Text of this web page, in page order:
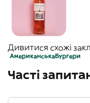
Дивитися схожі
АмериканськаБургери
Часті